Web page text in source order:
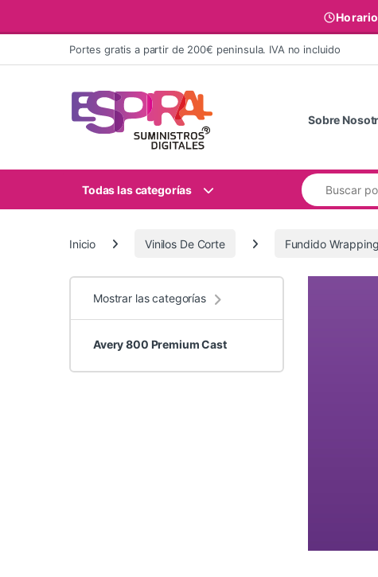
Ir al contenidoPortes gratis a partir de 200€ peninsula. IVA no incluido
Sobre
Todas las categorías
Buscar:
Inicio Vinilos De Corte Fundido Wrapping
Mostrar las categorías
Avery 800 Premium Cast